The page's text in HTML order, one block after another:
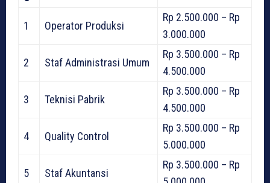
1 Operator Produksi
Rp 2.500.000 – Rp
3.000.000
2 Staf Administrasi Umum
Rp 3.500.000 – Rp
4.500.000
3 Teknisi Pabrik
Rp 3.500.000 – Rp
4.500.000
4 Quality Control
Rp 3.500.000 – Rp
5.000.000
5 Staf Akuntansi
Rp 3.500.000 – Rp